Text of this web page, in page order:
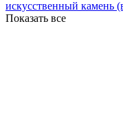
искусственный камень
Показать все